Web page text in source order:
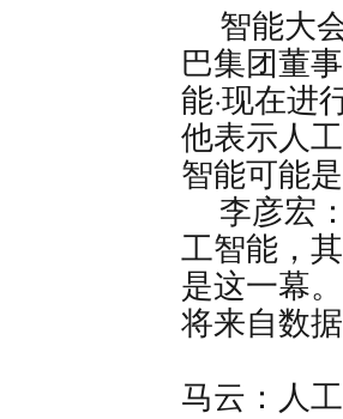
智能大
巴集团董
能·现在进
他表示人
智能可能
李彦宏
工智能，
是这一幕
将来自数
马云：人